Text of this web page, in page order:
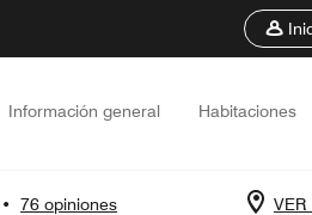
Información general Habitaciones
• 76 opiniones VER